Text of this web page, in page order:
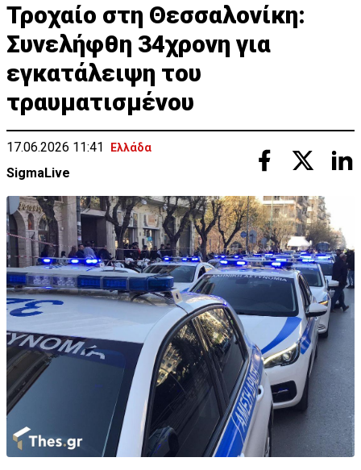
Τροχαίο στη Θεσσαλονίκη:
Συνελήφθη 34χρονη για
εγκατάλειψη του
τραυματισμένου
17.06.2026 11:41 Ελλάδα
SigmaLive